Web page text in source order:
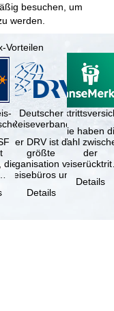
besuchen, um
werden.
Vorteilen
die
Deutscher
Reiseverband
Der DRV ist die
größte
Organisation von
Reisebüros und
Reiseveranstaltern
in …
Details
Sie haben
Wahl
der
(inklusive
Details